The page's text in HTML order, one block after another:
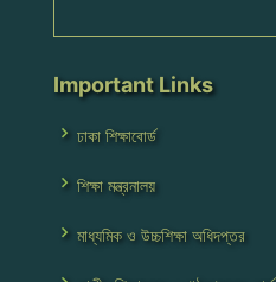
Important Links
ঢাকা শিক্ষাবোর্ড
শিক্ষা মন্ত্রনালয়
মাধ্যমিক ও উচ্চশিক্ষা অধিদপ্তর